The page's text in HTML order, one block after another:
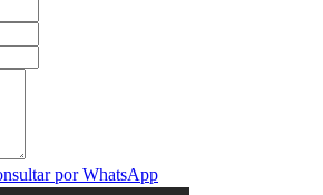
por WhatsApp